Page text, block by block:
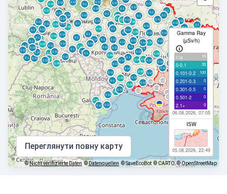
Gamma Ray
(µSv/h)
с/д 19
0-0.1 35
0.101-0.2 100
0.201-0.3 0
0.301-0.5 0
0.501-2 0
2.1+ 0
06.08.2026, 07:05
ISW
05.08.2026, 22:49
Переглянути повну карту
©Nicht verifizierte Daten ©Datenquellen © SaveEcoBot © CARTO © OpenStreetMap